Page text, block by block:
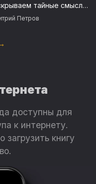
тайные смыслы
языков
Петров
доступны для
к интернету.
загрузить книгу